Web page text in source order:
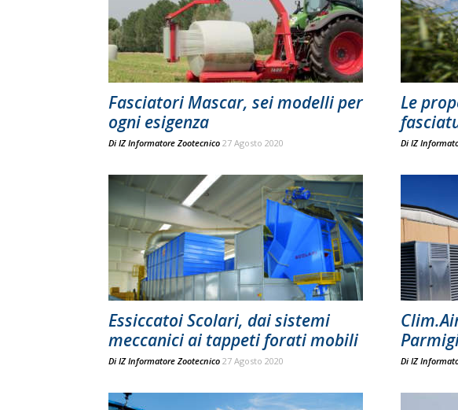
Fasciatori Mascar, sei modelli per
ogni esigenza
Di IZ Informatore Zootecnico 27 Agosto 2020
Le
Di IZ
Essiccatoi Scolari, dai sistemi
meccanici ai tappeti forati mobili
Di IZ Informatore Zootecnico 27 Agosto 2020 Di IZ